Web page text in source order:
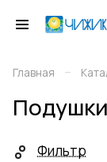
Главная –
Подушки
Фильтр